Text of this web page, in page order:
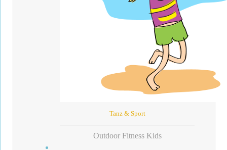
Tanz & Sport
Outdoor Fitness Kids